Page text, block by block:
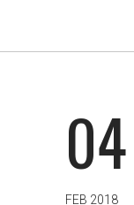
04
FEB 2018